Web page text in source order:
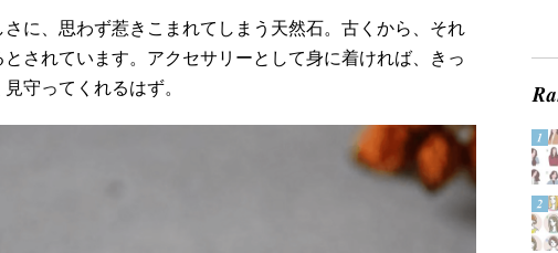
に、思わず惹きこまれてしまう天然石。古くから、それ
されています。アクセサリーとして身に着ければ、きっ
守ってくれるはず。